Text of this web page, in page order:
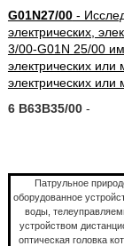
G01N27/00-
электрических,
3/00-G01N 25/00
электрических
электрических или
6 B63B35/00-
Патрульное
оборудованное
воды,
устройством
оптическая головка